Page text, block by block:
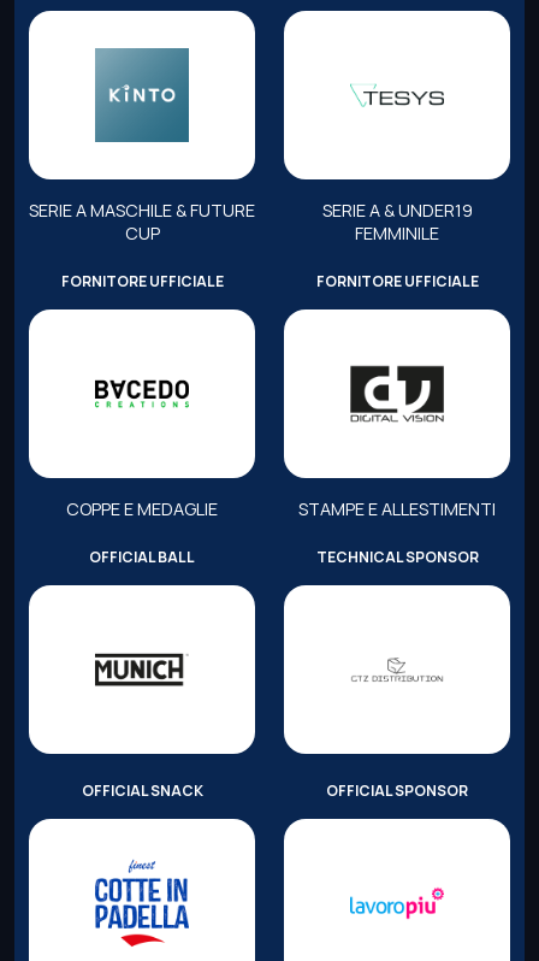
SERIE A MASCHILE & FUTURE
CUP
SERIE A & UNDER19
FEMMINILE
FORNITORE UFFICIALE
COPPE E MEDAGLIE
FORNITORE UFFICIALE
STAMPE E ALLESTIMENTI
OFFICIAL BALL TECHNICAL SPONSOR
OFFICIAL SNACK OFFICIAL SPONSOR